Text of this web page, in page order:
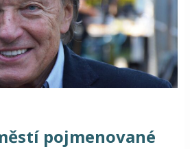
pojmenované